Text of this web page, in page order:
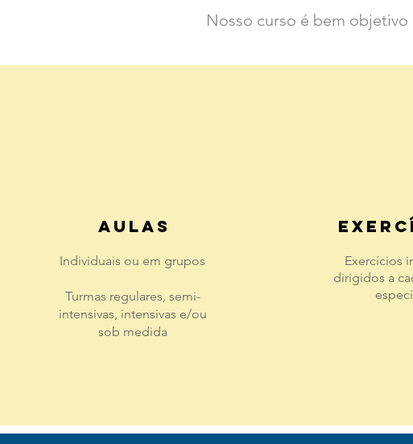
Nosso curso é bem
AULAS
Individuais ou em grupos
Turmas regulares, semi-
intensivas, intensivas e/ou
sob medida
Exercícios
dirigidos a